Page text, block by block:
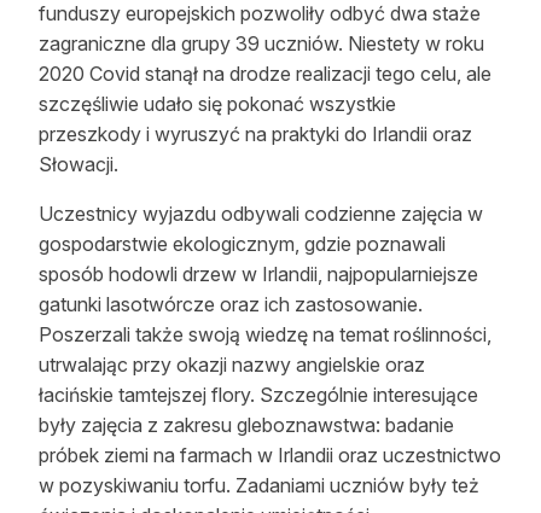
funduszy europejskich pozwoliły odbyć dwa staże
zagraniczne dla grupy 39 uczniów. Niestety w roku
2020 Covid stanął na drodze realizacji tego celu, ale
szczęśliwie udało się pokonać wszystkie
przeszkody i wyruszyć na praktyki do Irlandii oraz
Słowacji.
Uczestnicy wyjazdu odbywali codzienne zajęcia w
gospodarstwie ekologicznym, gdzie poznawali
sposób hodowli drzew w Irlandii, najpopularniejsze
gatunki lasotwórcze oraz ich zastosowanie.
Poszerzali także swoją wiedzę na temat roślinności,
utrwalając przy okazji nazwy angielskie oraz
łacińskie tamtejszej flory. Szczególnie interesujące
były zajęcia z zakresu gleboznawstwa: badanie
próbek ziemi na farmach w Irlandii oraz uczestnictwo
w pozyskiwaniu torfu. Zadaniami uczniów były też